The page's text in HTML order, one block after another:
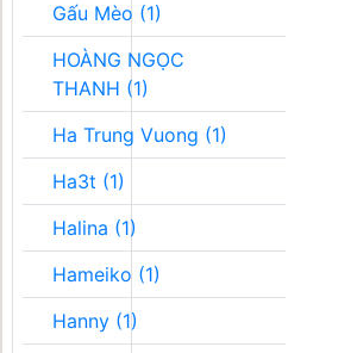
Gấu Mèo (1)
HOÀNG NGỌC
THANH (1)
Ha Trung Vuong (1)
Ha3t (1)
Halina (1)
Hameiko (1)
Hanny (1)